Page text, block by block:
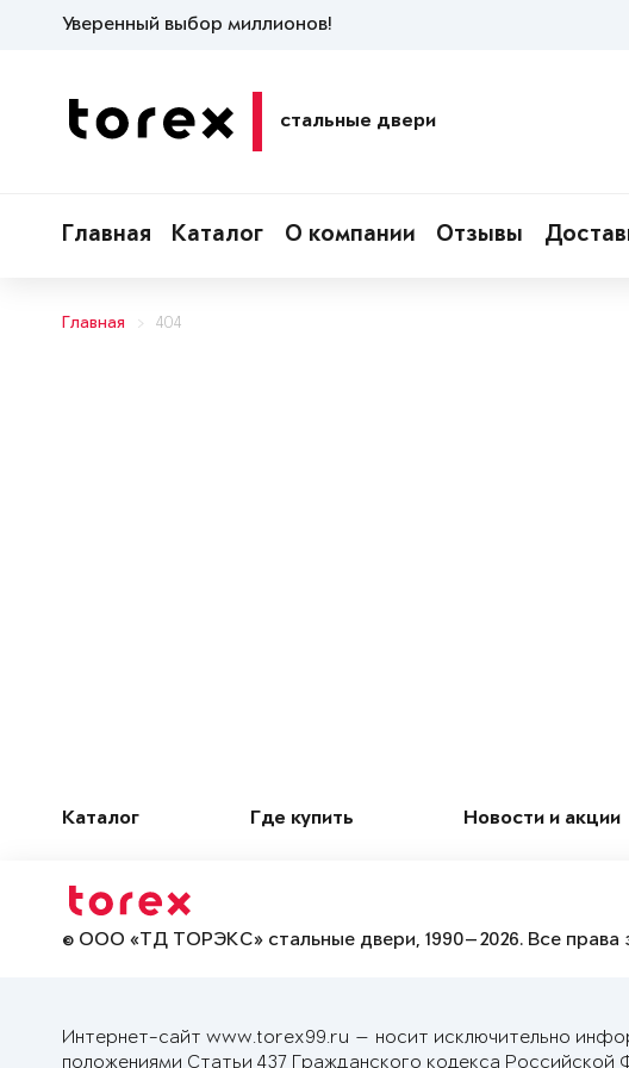
Уверенный выбор миллионов!
стальные двери
Главная Каталог О компании Отзывы
Главная 404
Каталог Где купить Новости и акции
© ООО «ТД ТОРЭКС» стальные двери, 1990—2026. Все права
Интернет-сайт www.torex99.ru — носит исключительно
положениями Статьи 437 Гражданского кодекса